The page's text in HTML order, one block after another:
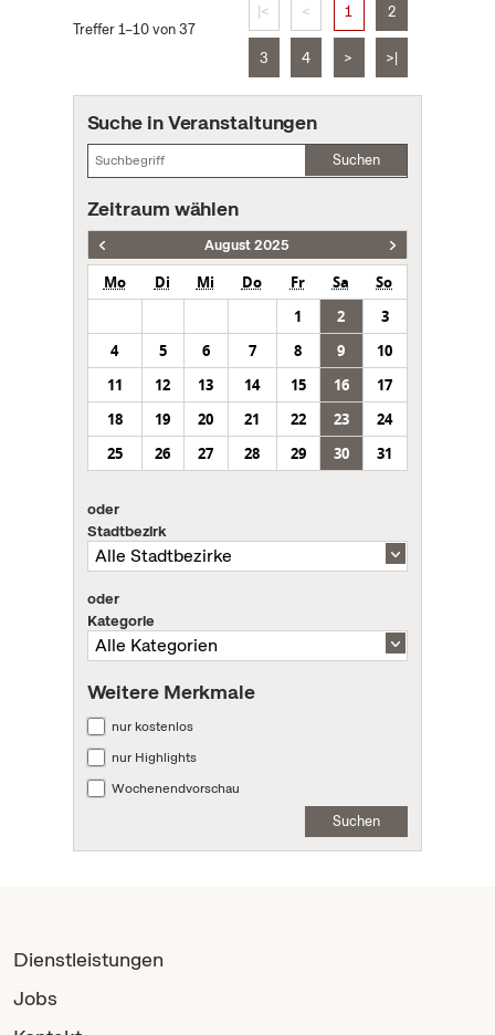
Treffer 1–10 von 37
|< < 1 2
3 4 > >|
Suche in Veranstaltungen
Suchen
Zeitraum wählen
August 2025
Mo Di Mi Do Fr Sa
So
1
2
3
4
5 6 7 8 9
10
11
12 13 14 15 16
17
18
19 20 21 22 23
24
25
26 27 28 29 30 31
oder
Stadtbezirk
oder
Kategorie
Weitere Merkmale
nur kostenlos
nur Highlights
Wochenendvorschau
Suchen
Dienstleistungen
Jobs